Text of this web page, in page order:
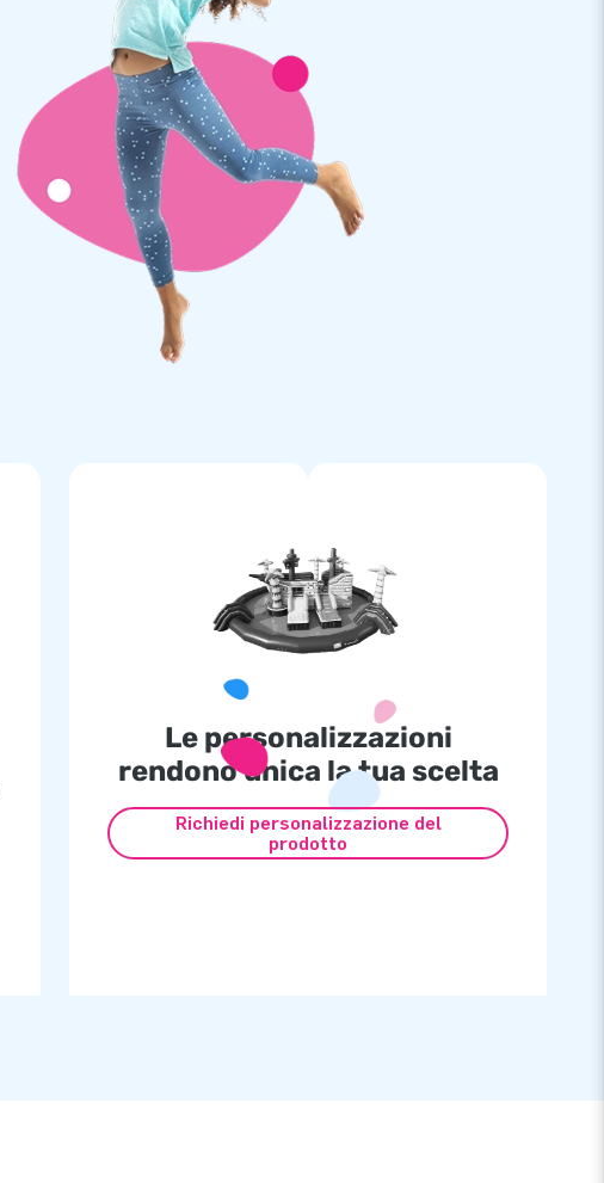
Le personalizzazioni
rendono unica la tua scelta
Richiedi personalizzazione del
prodotto